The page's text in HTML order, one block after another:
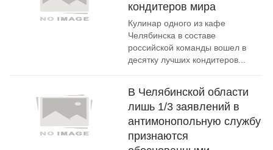
кондитеров мира
Кулинар одного из кафе
Челябинска в составе
российской команды вошел в
десятку лучших кондитеров...
В Челябинской области
лишь 1/3 заявлений в
антимонопольную службу
признаются